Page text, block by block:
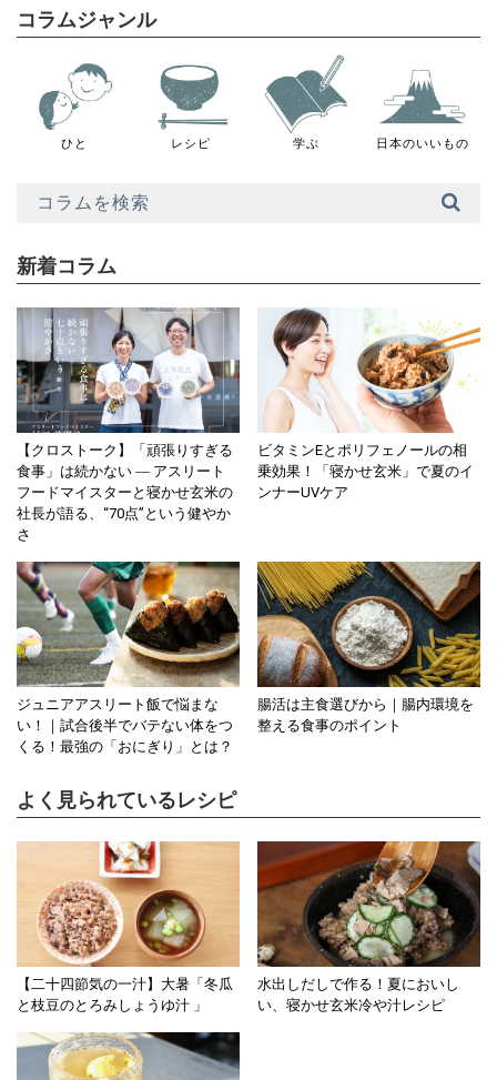
コラムジャンル
ひと レシピ 学ぶ 日本のいいもの
新着コラム
【クロストーク】「頑張りすぎる
食事」は続かない ― アスリート
フードマイスターと寝かせ玄米の
社長が語る、“70点”という健やか
さ
ビタミンEとポリフェノールの相
乗効果！「寝かせ玄米」で夏のイ
ンナーUVケア
ジュニアアスリート飯で悩まな
い！｜試合後半でバテない体をつ
くる！最強の「おにぎり」とは？
腸活は主食選びから｜腸内環境を
整える食事のポイント
よく見られているレシピ
【二十四節気の一汁】大暑「冬瓜
と枝豆のとろみしょうゆ汁 」
水出しだしで作る！夏においし
い、寝かせ玄米冷や汁レシピ